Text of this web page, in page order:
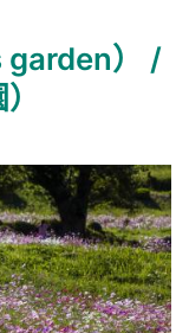
） /